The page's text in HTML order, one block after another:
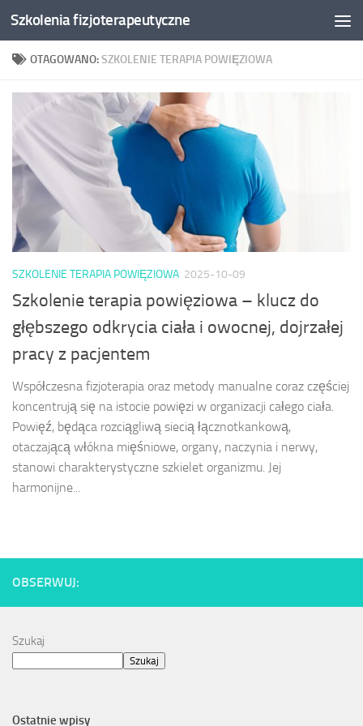
Skip to content
Szkolenia fizjoterapeutyczne
OTAGOWANO:SZKOLENIE TERAPIA POWIĘZIOWA
SZKOLENIE TERAPIA POWIĘZIOWA 2025-10-09
Szkolenie terapia powięziowa – klucz do
głębszego odkrycia ciała i owocnej, dojrzałej
pracy z pacjentem
Współczesna fizjoterapia oraz metody manualne coraz częściej
koncentrują się na istocie powięzi w organizacji całego ciała.
Powięź, będąca rozciągliwą siecią łącznotkankową,
otaczającą włókna mięśniowe, organy, naczynia i nerwy,
stanowi charakterystyczne szkielet organizmu. Jej
harmonijne...
OBSERWUJ:
Szukaj
Szukaj
Ostatnie wpisy